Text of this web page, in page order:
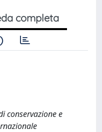
completa
conservazione e